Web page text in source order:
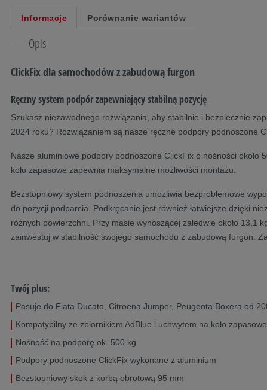
Informacje Porównanie wariantów
Opis
ClickFix dla samochodów z zabudową furgon
Ręczny system podpór zapewniający stabilną pozycję
Szukasz niezawodnego rozwiązania, aby stabilnie i bezpiecznie
2024 roku? Rozwiązaniem są nasze ręczne podpory podnoszone
Nasze aluminiowe podpory podnoszone ClickFix o nośności
koło zapasowe zapewnia maksymalne możliwości montażu.
Bezstopniowy system podnoszenia umożliwia bezproblemowe
do pozycji podparcia. Podkręcanie jest również łatwiejsze dzięki
różnych powierzchni. Przy masie wynoszącej zaledwie około 13,1
zainwestuj w stabilność swojego samochodu z zabudową furgon.
Twój plus:
Pasuje do Fiata Ducato, Citroena Jumper, Peugeota Boxera od
Kompatybilny ze zbiornikiem AdBlue i uchwytem na koło zapasowe
Nośność na podporę ok. 500 kg
Podpory podnoszone ClickFix wykonane z aluminium
Bezstopniowy skok z korbą obrotową 95 mm